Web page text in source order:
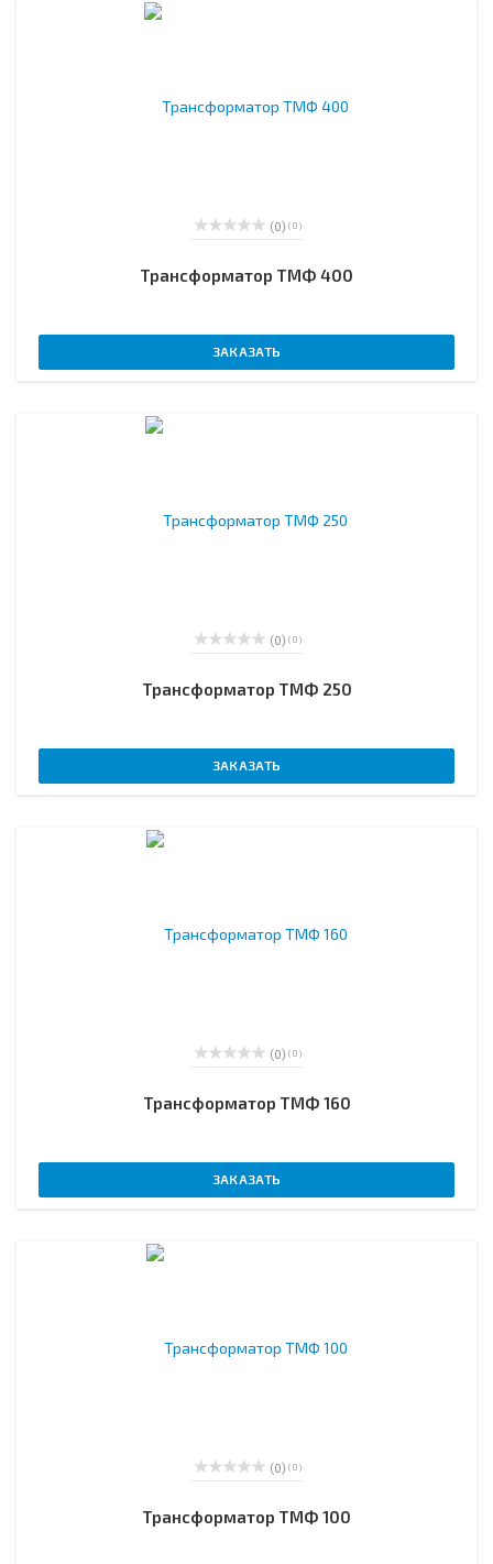
(0) ( 0 )
Трансформатор ТМФ 400
ЗАКАЗАТЬ
(0) ( 0 )
Трансформатор ТМФ 250
ЗАКАЗАТЬ
(0) ( 0 )
Трансформатор ТМФ 160
ЗАКАЗАТЬ
(0) ( 0 )
Трансформатор ТМФ 100